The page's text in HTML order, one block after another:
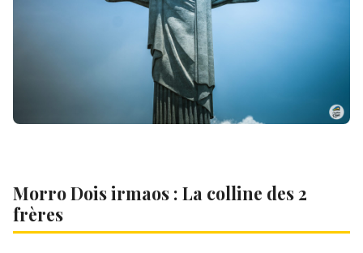
Morro Dois irmaos : La colline des 2
frères